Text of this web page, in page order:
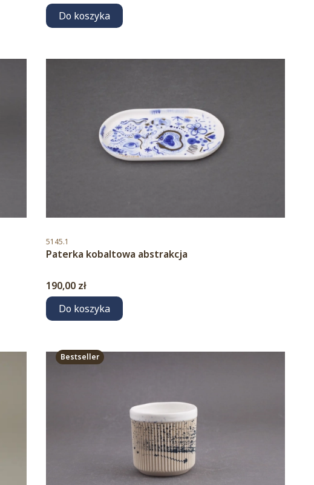
Do koszyka
Kod produktu
5145.1
Paterka kobaltowa abstrakcja
Cena
190,00 zł
Do koszyka
Bestseller